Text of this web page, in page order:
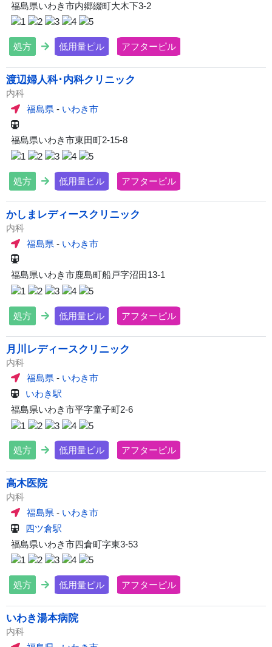
福島県いわき市内郷綴町大木下3-2
処方 低用量ピル アフターピル
渡辺婦人科･内科クリニック
内科
福島県 - いわき市
福島県いわき市東田町2-15-8
処方 低用量ピル アフターピル
かしまレディースクリニック
内科
福島県 - いわき市
福島県いわき市鹿島町船戸字沼田13-1
処方 低用量ピル アフターピル
月川レディースクリニック
内科
福島県 - いわき市
いわき駅
福島県いわき市平字童子町2-6
処方 低用量ピル アフターピル
高木医院
内科
福島県 - いわき市
四ツ倉駅
福島県いわき市四倉町字東3-53
処方 低用量ピル アフターピル
いわき湯本病院
内科